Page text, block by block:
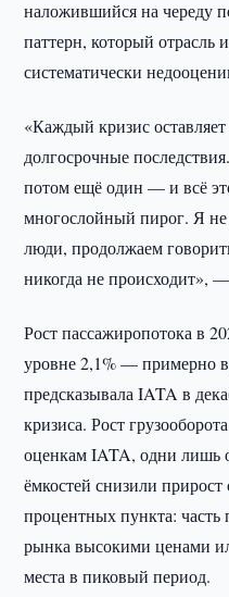
наложившийся на череду
паттерн, который отрасль
систематически
«Каждый кризис
долгосрочные
потом ещё один — и всё
многослойный пирог. Я
люди, продолжаем
никогда не происходит»,
Рост пассажиропотока в
уровне 2,1% — примерно
предсказывала IATA в
кризиса. Рост
оценкам IATA, одни лишь
ёмкостей снизили
процентных пункта:
рынка высокими ценами
места в пиковый период.